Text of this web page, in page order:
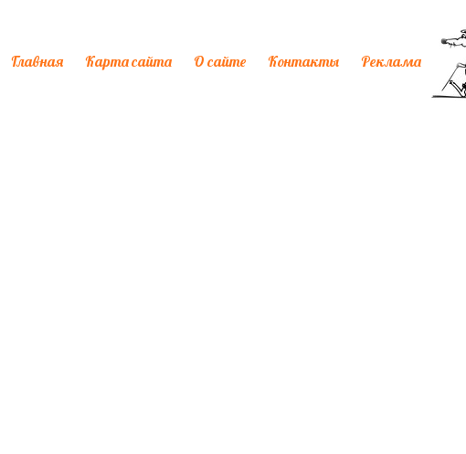
Главная Карта сайта О сайте Контакты Реклама